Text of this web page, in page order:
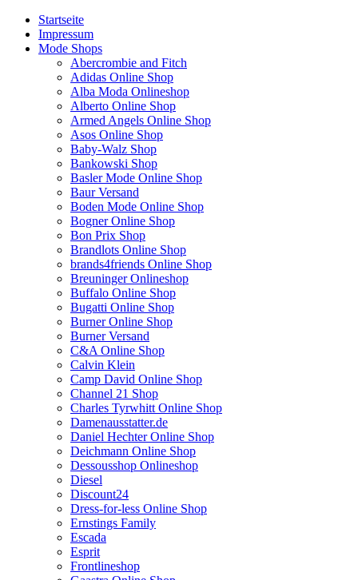
Startseite
Impressum
Mode Shops
Abercrombie and Fitch
Adidas Online Shop
Alba Moda Onlineshop
Alberto Online Shop
Armed Angels Online Shop
Asos Online Shop
Baby-Walz Shop
Bankowski Shop
Basler Mode Online Shop
Baur Versand
Boden Mode Online Shop
Bogner Online Shop
Bon Prix Shop
Brandlots Online Shop
brands4friends Online Shop
Breuninger Onlineshop
Buffalo Online Shop
Bugatti Online Shop
Burner Online Shop
Burner Versand
C&A Online Shop
Calvin Klein
Camp David Online Shop
Channel 21 Shop
Charles Tyrwhitt Online Shop
Damenausstatter.de
Daniel Hechter Online Shop
Deichmann Online Shop
Dessousshop Onlineshop
Diesel
Discount24
Dress-for-less Online Shop
Ernstings Family
Escada
Esprit
Frontlineshop